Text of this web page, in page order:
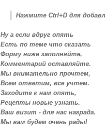
Нажмите Ctrl+D для
Ну а если вдруг опять
Есть по теме что сказать
Форму ниже заполняйте,
Комментарий оставляйте.
Мы внимательно прочтем,
Всем ответим, все учтем.
Заходите к нам опять,
Рецепты новые узнать.
Ваш визит - для нас награда.
Мы вам будем очень рады!